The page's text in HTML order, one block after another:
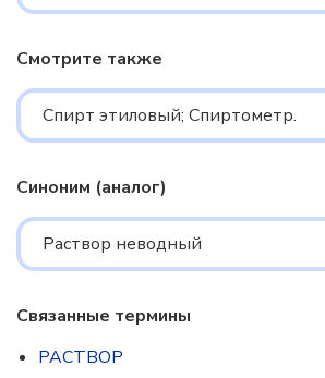
Смотрите также
Спирт этиловый; Спиртометр.
Синоним (аналог)
Раствор неводный
Связанные термины
РАСТВОР